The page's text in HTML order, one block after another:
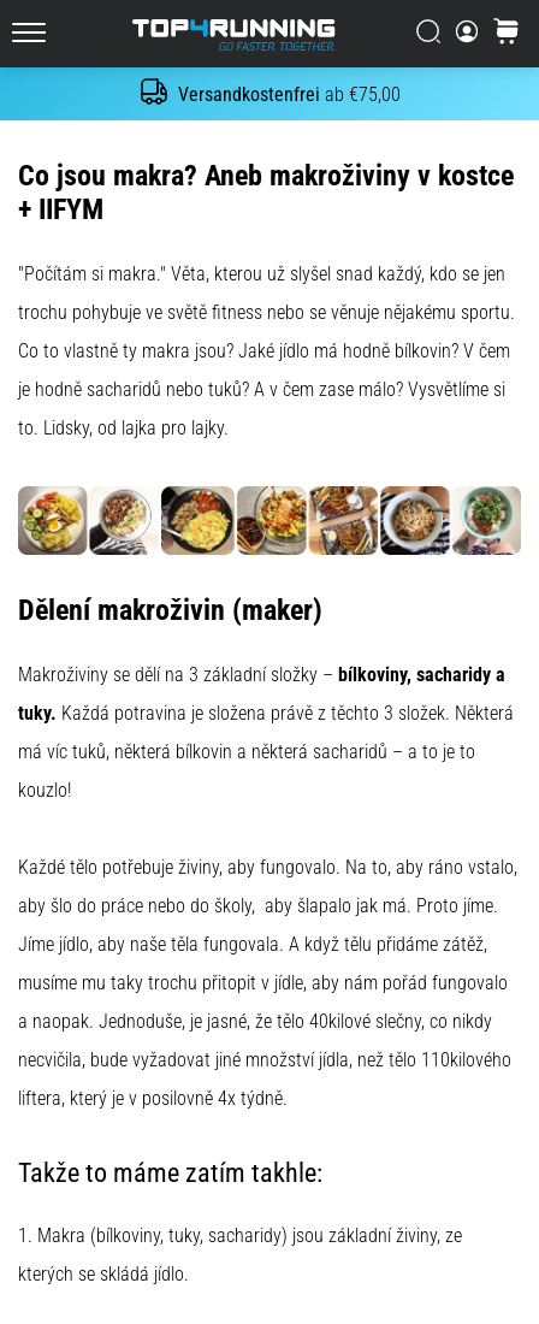
Versandkostenfrei ab €75,00
Suchen
tut
sich!
Welche
Vorteile
es,
•
Lesedauer 6 min
Run
und
Beep-
Was
dahinter?
der
Praxis
testet
der
Run
Schnelligkeit,
Agilität
und
Wie
wird
korrekt
ausgeführt,
Lesedauer 7 min
Läuferknie:
Co jsou makra? Aneb makroživiny v kostce
+ IIFYM
"Počítám si makra." Věta, kterou už slyšel snad každý, kdo se jen
trochu pohybuje ve světě fitness nebo se věnuje nějakému sportu.
Co to vlastně ty makra jsou? Jaké jídlo má hodně bílkovin? V čem
je hodně sacharidů nebo tuků? A v čem zase málo? Vysvětlíme si
to. Lidsky, od lajka pro lajky.
Dělení makroživin (maker)
Makroživiny se dělí na 3 základní složky – bílkoviny, sacharidy a
tuky. Každá potravina je složena právě z těchto 3 složek. Některá
má víc tuků, některá bílkovin a některá sacharidů – a to je to
kouzlo!
Každé tělo potřebuje živiny, aby fungovalo. Na to, aby ráno vstalo,
aby šlo do práce nebo do školy, aby šlapalo jak má. Proto jíme.
Jíme jídlo, aby naše těla fungovala. A když tělu přidáme zátěž,
musíme mu taky trochu přitopit v jídle, aby nám pořád fungovalo
a naopak. Jednoduše, je jasné, že tělo 40kilové slečny, co nikdy
necvičila, bude vyžadovat jiné množství jídla, než tělo 110kilového
liftera, který je v posilovně 4x týdně.
Takže to máme zatím takhle:
1. Makra (bílkoviny, tuky, sacharidy) jsou základní živiny, ze
kterých se skládá jídlo.